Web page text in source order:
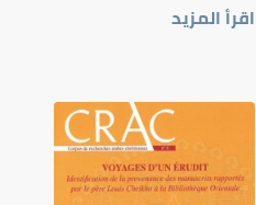
اقرأ المزيد